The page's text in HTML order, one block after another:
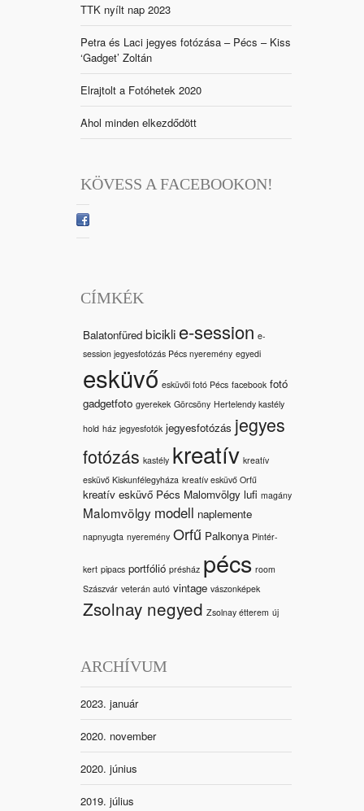
TTK nyílt nap 2023
Petra és Laci jegyes fotózása – Pécs – Kiss
‘Gadget’ Zoltán
Elrajtolt a Fotóhetek 2020
Ahol minden elkezdődött
KÖVESS A FACEBOOKON!
CÍMKÉK
Balatonfüred bicikli e-session e-
session jegyesfotózás Pécs nyeremény egyedi
esküvő esküvői fotó Pécs facebook fotó
gadgetfoto gyerekek Görcsöny Hertelendy kastély
hold ház jegyesfotók jegyesfotózás jegyes
fotózás kastély kreatív kreatív
esküvő Kiskunfélegyháza kreatív esküvő Orfű
kreatív esküvő Pécs Malomvölgy lufi magány
Malomvölgy modell naplemente
napnyugta nyeremény Orfű Palkonya Pintér-
kert pipacs portfólió présház pécs room
Szászvár veterán autó vintage vászonképek
Zsolnay negyed Zsolnay étterem új
ARCHÍVUM
2023. január
2020. november
2020. június
2019. július